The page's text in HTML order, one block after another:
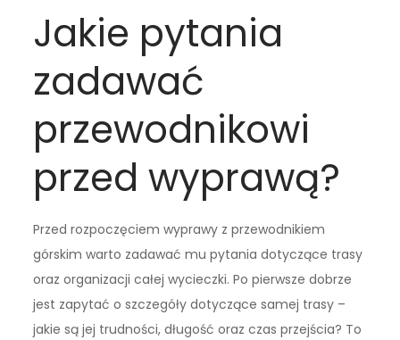
Jakie pytania
zadawać
przewodnikowi
przed wyprawą?
Przed rozpoczęciem wyprawy z przewodnikiem
górskim warto zadawać mu pytania dotyczące trasy
oraz organizacji całej wycieczki. Po pierwsze dobrze
jest zapytać o szczegóły dotyczące samej trasy –
jakie są jej trudności, długość oraz czas przejścia? To